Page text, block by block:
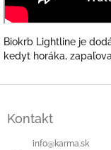
Biokrb Lightline je
kedyt horáka,
Kontakt
info@karma.sk